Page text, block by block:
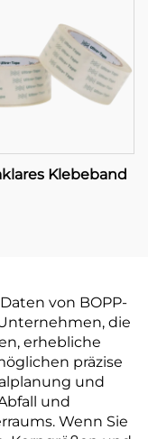
Klebeband
von BOPP-
die
erhebliche
präzise
und
und
Wenn Sie